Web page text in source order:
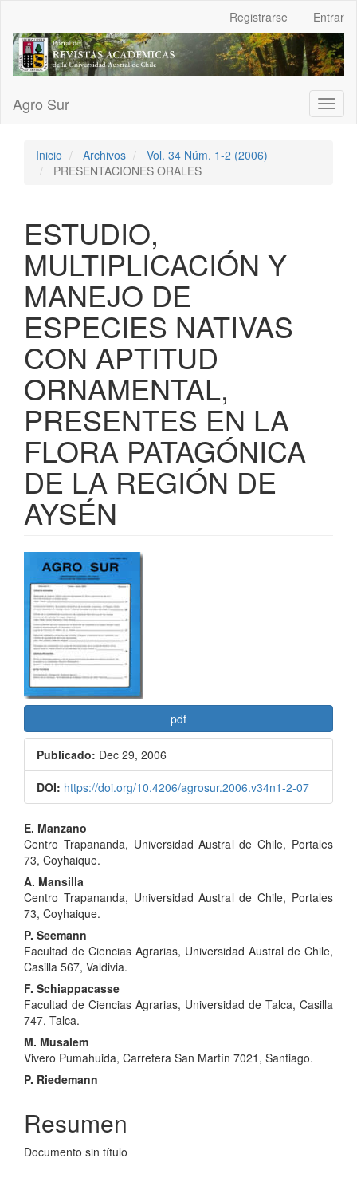
Contenido
principal
Barra
Registrarse Entrar
Agro Sur
Inicio Archivos
Vol. 34 Núm. 1-2 (2006)
PRESENTACIONES ORALES
ESTUDIO,
MULTIPLICACIÓN Y
MANEJO DE
ESPECIES NATIVAS
CON APTITUD
ORNAMENTAL,
PRESENTES EN LA
FLORA PATAGÓNICA
DE LA REGIÓN DE
AYSÉN
Barra
lateral
del
artículo
pdf
Publicado: Dec 29, 2006
DOI: https://doi.org/10.4206/agrosur.2006.v34n1-2-07
Contenido
principal
del
artículo
E. Manzano
Centro Trapananda, Universidad Austral de Chile, Portales
73, Coyhaique.
A. Mansilla
Centro Trapananda, Universidad Austral de Chile, Portales
73, Coyhaique.
P. Seemann
Facultad de Ciencias Agrarias, Universidad Austral de Chile,
Casilla 567, Valdivia.
F. Schiappacasse
Facultad de Ciencias Agrarias, Universidad de Talca, Casilla
747, Talca.
M. Musalem
Vivero Pumahuida, Carretera San Martín 7021, Santiago.
P. Riedemann
Resumen
Documento sin título